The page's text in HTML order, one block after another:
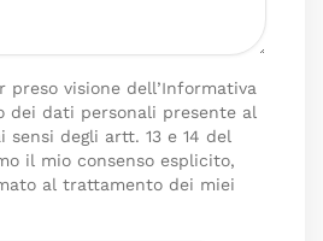
preso visione dell’Informativa
dei dati personali presente al
sensi degli artt. 13 e 14 del
il mio consenso esplicito,
al trattamento dei miei